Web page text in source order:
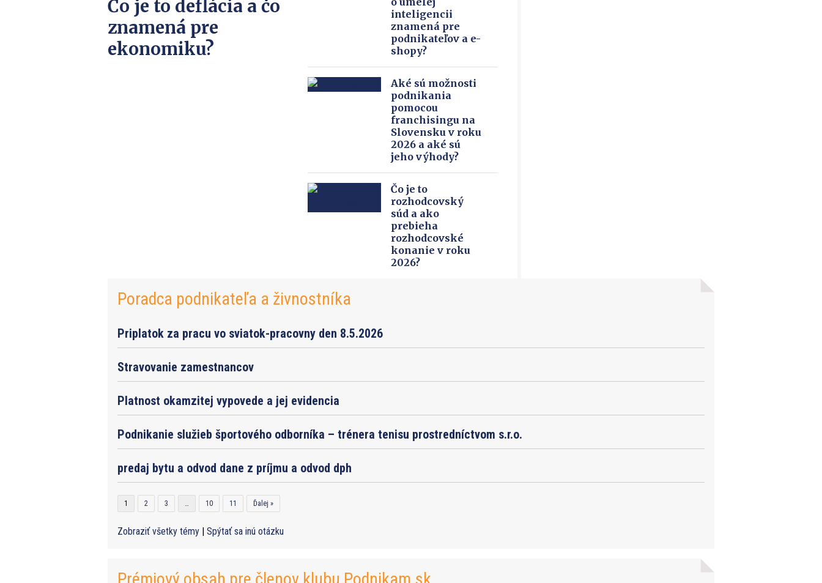
Čo je to deflácia a čo
znamená pre
ekonomiku?
inteligencii
znamená pre
podnikateľov a e-
shopy?
Aké sú možnosti
podnikania
pomocou
franchisingu na
Slovensku v roku
2026 a aké sú
jeho výhody?
Čo je to
rozhodcovský
súd a ako
prebieha
rozhodcovské
konanie v roku
2026?
Poradca podnikateľa a živnostníka
Priplatok za pracu vo sviatok-pracovny den 8.5.2026
Stravovanie zamestnancov
Platnost okamzitej vypovede a jej evidencia
Podnikanie služieb športového odborníka – trénera tenisu prostredníctvom s.r.o.
predaj bytu a odvod dane z príjmu a odvod dph
1 2 3 10 11 Ďalej »
Zobraziť všetky témy | Spýtať sa inú otázku
Prémiový obsah pre členov klubu Podnikam.sk